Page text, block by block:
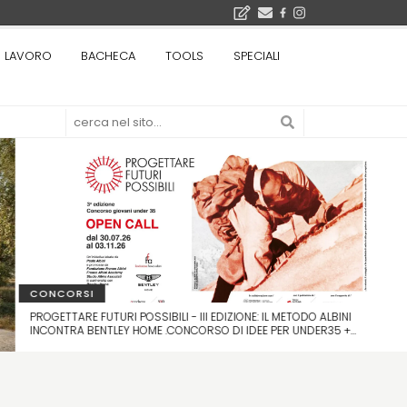
LAVORO BACHECA TOOLS SPECIALI
CONCORSI
PROGETTARE FUTURI POSSIBILI - III EDIZIONE: IL METODO ALBINI
INCONTRA BENTLEY HOME .CONCORSO DI IDEE PER UNDER35 +